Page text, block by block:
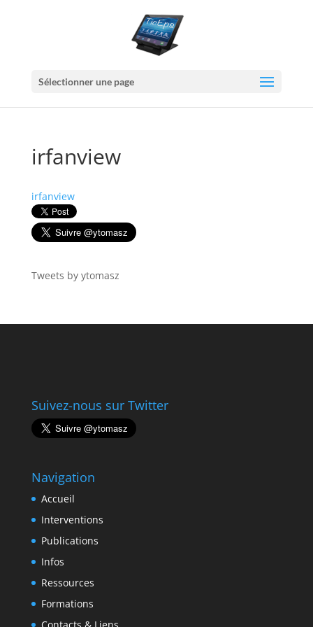
Sélectionner une page
irfanview
irfanview
Tweets by ytomasz
Suivez-nous sur Twitter
Navigation
Accueil
Interventions
Publications
Infos
Ressources
Formations